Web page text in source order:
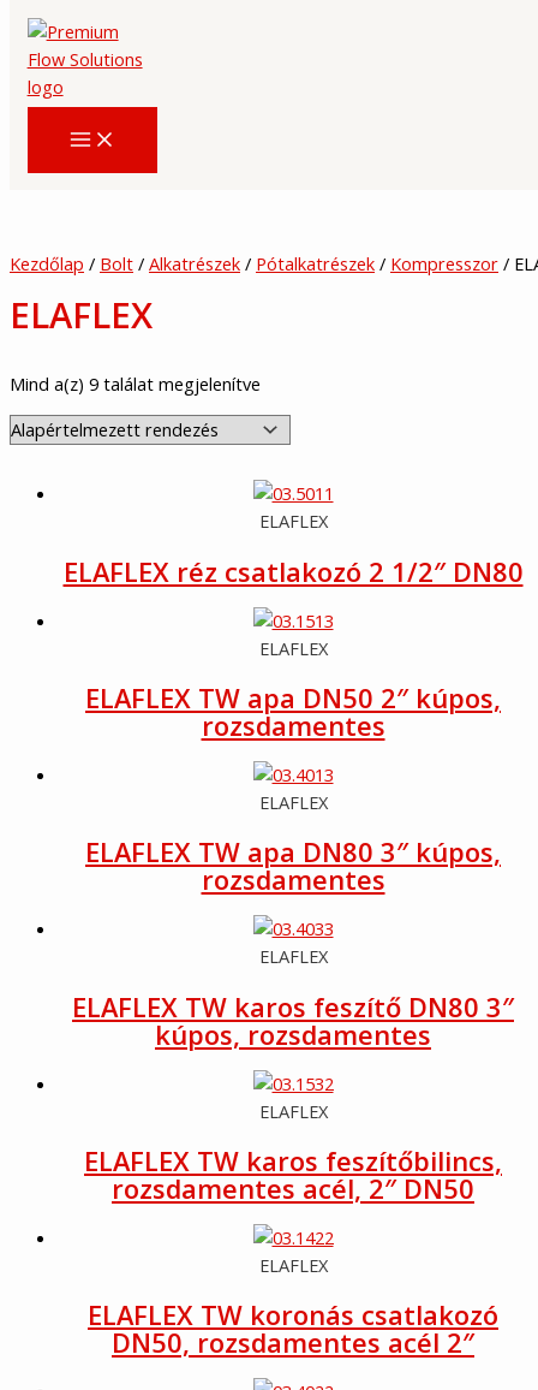
Skip
content
Kezdőlap / Bolt / Alkatrészek / Pótalkatrészek / Kompresszor /
ELAFLEX
Mind a(z) 9 találat megjelenítve
ELAFLEX
ELAFLEX réz csatlakozó 2 1/2″ DN80
ELAFLEX
ELAFLEX TW apa DN50 2″ kúpos,
rozsdamentes
ELAFLEX
ELAFLEX TW apa DN80 3″ kúpos,
rozsdamentes
ELAFLEX
ELAFLEX TW karos feszítő DN80 3″
kúpos, rozsdamentes
ELAFLEX
ELAFLEX TW karos feszítőbilincs,
rozsdamentes acél, 2″ DN50
ELAFLEX
ELAFLEX TW koronás csatlakozó
DN50, rozsdamentes acél 2″